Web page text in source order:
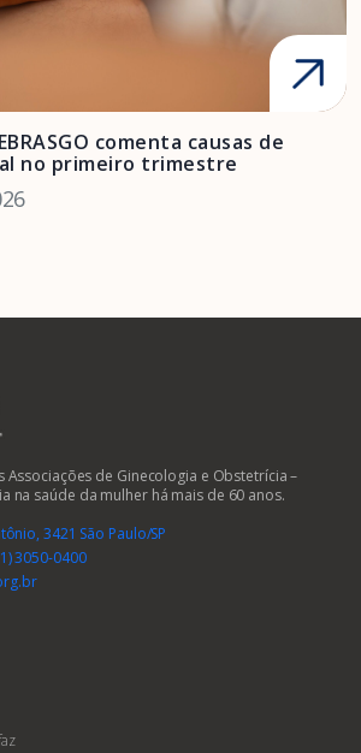
comenta causas de
no primeiro trimestre
Associações de Ginecologia e Obstetrícia –
na saúde da mulher há mais de 60 anos.
3421 São Paulo/SP
3050-0400